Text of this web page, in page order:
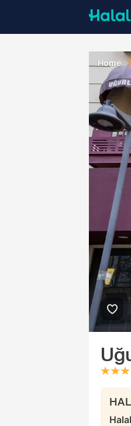
Home